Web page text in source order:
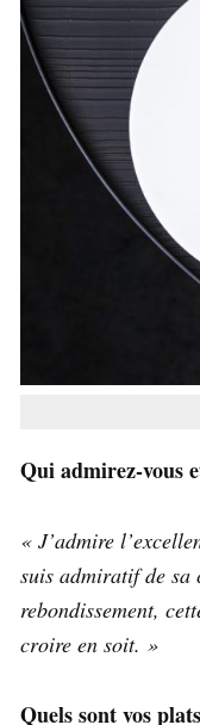
Qui admirez-vous
« J’admire
suis admiratif de sa
rebondissement,
croire en soit. »
Quels sont vos